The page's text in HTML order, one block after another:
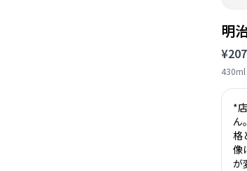
明
¥207
430ml
*
ん
格
像
が